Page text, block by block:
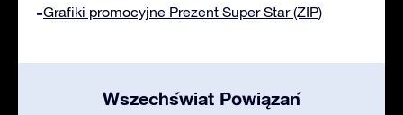
Grafiki promocyjne Prezent Super Star (ZIP)
Wszechświat Powiązań